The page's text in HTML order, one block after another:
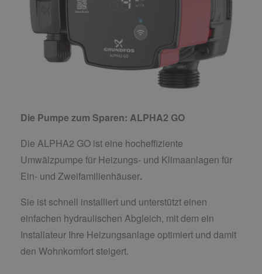
Die Pumpe zum Sparen: ALPHA2 GO
Die ALPHA2 GO ist eine hocheffiziente
Umwälzpumpe für Heizungs- und Klimaanlagen für
Ein- und Zweifamilienhäuser.
Sie ist schnell installiert und unterstützt einen
einfachen hydraulischen Abgleich, mit dem ein
Installateur Ihre Heizungsanlage optimiert und damit
den Wohnkomfort steigert.